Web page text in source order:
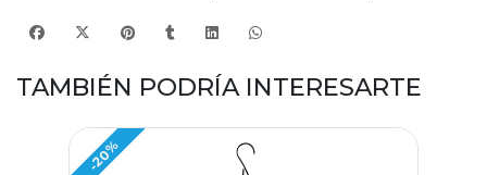
TAMBIÉN PODRÍA INTERESARTE
-20%